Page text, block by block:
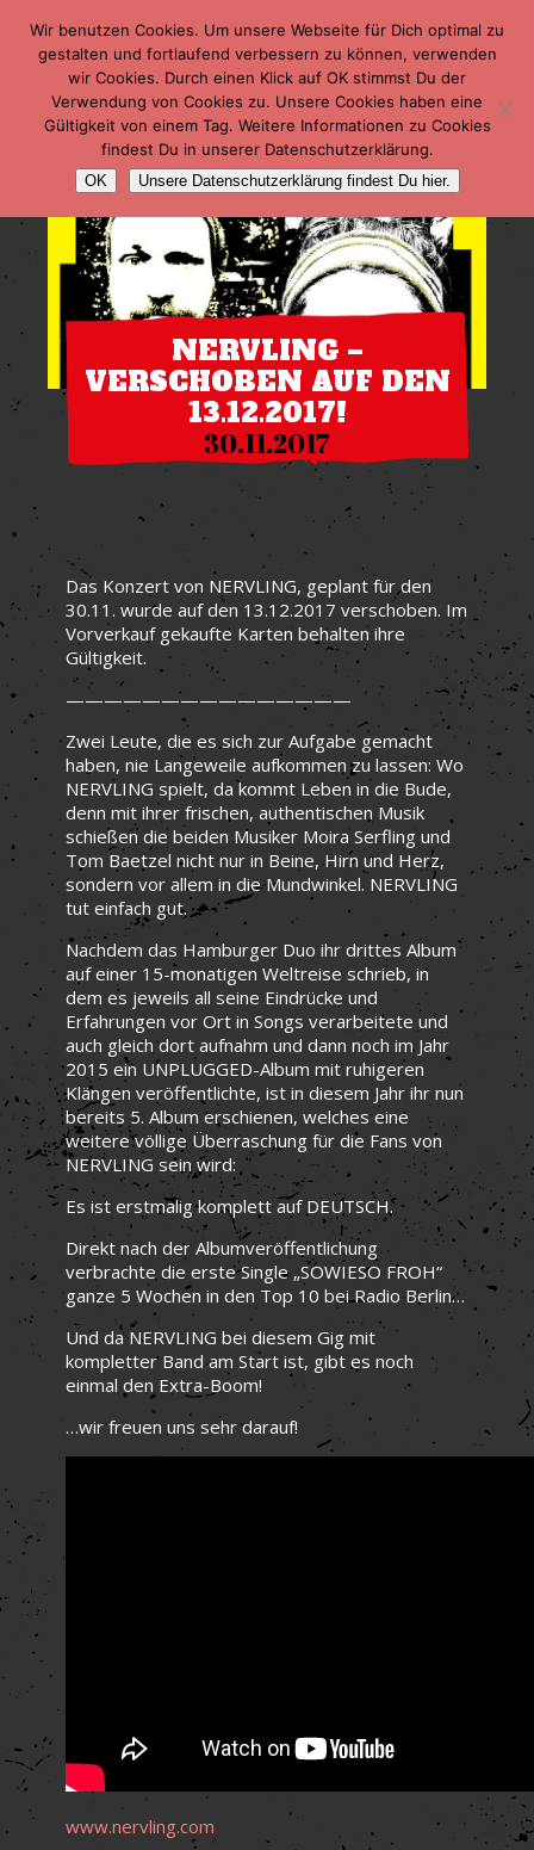
NERVLING –
VERSCHOBEN AUF DEN
13.12.2017!
30.11.2017
Das Konzert von NERVLING, geplant für den
30.11. wurde auf den 13.12.2017 verschoben. Im
Vorverkauf gekaufte Karten behalten ihre
Gültigkeit.
———————————————
Zwei Leute, die es sich zur Aufgabe gemacht
haben, nie Langeweile aufkommen zu lassen: Wo
NERVLING spielt, da kommt Leben in die Bude,
denn mit ihrer frischen, authentischen Musik
schießen die beiden Musiker Moira Serfling und
Tom Baetzel nicht nur in Beine, Hirn und Herz,
sondern vor allem in die Mundwinkel. NERVLING
tut einfach gut.
Nachdem das Hamburger Duo ihr drittes Album
auf einer 15-monatigen Weltreise schrieb, in
dem es jeweils all seine Eindrücke und
Erfahrungen vor Ort in Songs verarbeitete und
auch gleich dort aufnahm und dann noch im Jahr
2015 ein UNPLUGGED-Album mit ruhigeren
Klängen veröffentlichte, ist in diesem Jahr ihr nun
bereits 5. Album erschienen, welches eine
weitere völlige Überraschung für die Fans von
NERVLING sein wird:
Es ist erstmalig komplett auf DEUTSCH.
Direkt nach der Albumveröffentlichung
verbrachte die erste Single „SOWIESO FROH“
ganze 5 Wochen in den Top 10 bei Radio Berlin…
Und da NERVLING bei diesem Gig mit
kompletter Band am Start ist, gibt es noch
einmal den Extra-Boom!
…wir freuen uns sehr darauf!
www.nervling.com
Wir benutzen Cookies. Um unsere Webseite für Dich optimal zu
gestalten und fortlaufend verbessern zu können, verwenden
wir Cookies. Durch einen Klick auf OK stimmst Du der
Verwendung von Cookies zu. Unsere Cookies haben eine
Gültigkeit von einem Tag. Weitere Informationen zu Cookies
findest Du in unserer Datenschutzerklärung.
OK Unsere Datenschutzerklärung findest Du hier.